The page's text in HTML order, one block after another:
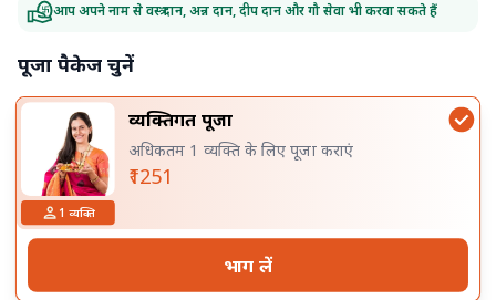
आप अपने नाम से वस्त्र दान, अन्न दान, दीप दान और गौ सेवा भी करवा सकते हैं
पूजा पैकेज चुनें
1 व्यक्ति
व्यक्तिगत पूजा
अधिकतम 1 व्यक्ति के लिए पूजा कराएं
₹1251
भाग लें